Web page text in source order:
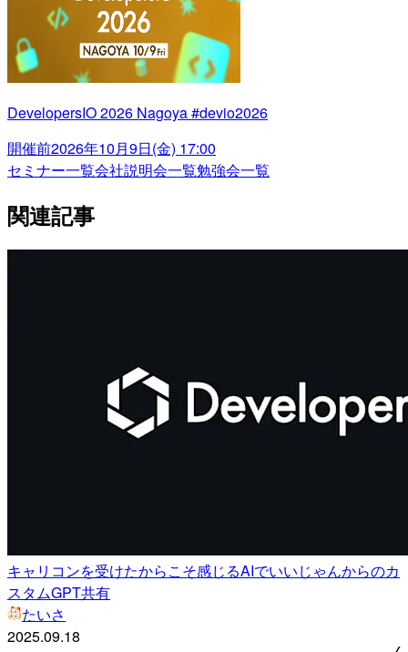
DevelopersIO 2026 Nagoya #devio2026
開催前2026年10月9日(金) 17:00
セミナー一覧会社説明会一覧勉強会一覧
関連記事
キャリコンを受けたからこそ感じるAIでいいじゃんからのカ
スタムGPT共有
たいさ
2025.09.18